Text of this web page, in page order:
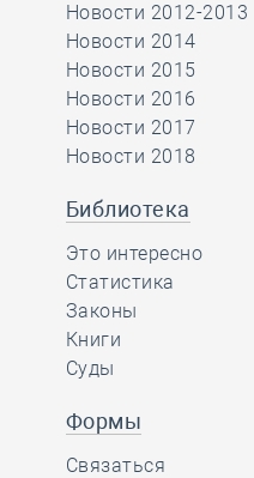
Новости 2012-2013
Новости 2014
Новости 2015
Новости 2016
Новости 2017
Новости 2018
Библиотека
Это интересно
Статистика
Законы
Книги
Суды
Формы
Связаться